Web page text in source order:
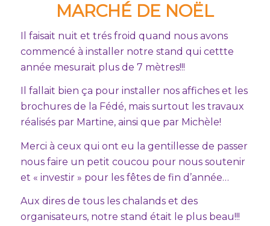
MARCHÉ DE NOËL
Il faisait nuit et trés froid quand nous avons
commencé à installer notre stand qui cettte
année mesurait plus de 7 mètres!!!
Il fallait bien ça pour installer nos affiches et les
brochures de la Fédé, mais surtout les travaux
réalisés par Martine, ainsi que par Michèle!
Merci à ceux qui ont eu la gentillesse de passer
nous faire un petit coucou pour nous soutenir
et « investir » pour les fêtes de fin d’année…
Aux dires de tous les chalands et des
organisateurs, notre stand était le plus beau!!!